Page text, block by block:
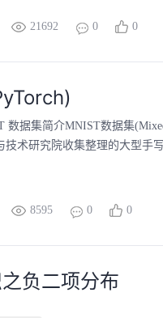
21692 0 0
据集简介MNIST数据集
技术研究院收集整理的大型手
8595 0 0
负二项分布